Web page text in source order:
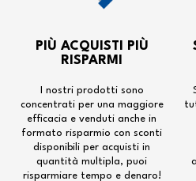
PIÙ ACQUISTI PIÙ
RISPARMI
I nostri prodotti sono
concentrati per una maggiore
efficacia e venduti anche in
formato risparmio con sconti
disponibili per acquisti in
quantità multipla, puoi
risparmiare tempo e denaro!